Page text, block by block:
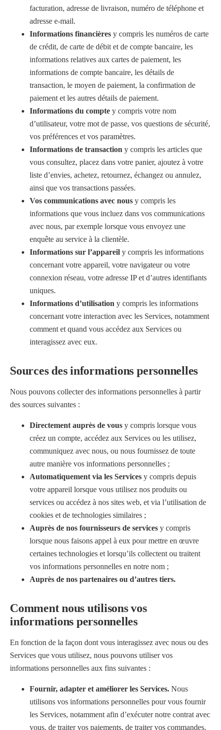
facturation, adresse de livraison, numéro de téléphone et
adresse e-mail.
Informations financières y compris les numéros de carte
de crédit, de carte de débit et de compte bancaire, les
informations relatives aux cartes de paiement, les
informations de compte bancaire, les détails de
transaction, le moyen de paiement, la confirmation de
paiement et les autres détails de paiement.
Informations du compte y compris votre nom
d’utilisateur, votre mot de passe, vos questions de sécurité,
vos préférences et vos paramètres.
Informations de transaction y compris les articles que
vous consultez, placez dans votre panier, ajoutez à votre
liste d’envies, achetez, retournez, échangez ou annulez,
ainsi que vos transactions passées.
Vos communications avec nous y compris les
informations que vous incluez dans vos communications
avec nous, par exemple lorsque vous envoyez une
enquête au service à la clientèle.
Informations sur l’appareil y compris les informations
concernant votre appareil, votre navigateur ou votre
connexion réseau, votre adresse IP et d’autres identifiants
uniques.
Informations d’utilisation y compris les informations
concernant votre interaction avec les Services, notamment
comment et quand vous accédez aux Services ou
interagissez avec eux.
Sources des informations personnelles
Nous pouvons collecter des informations personnelles à partir
des sources suivantes :
Directement auprès de vous y compris lorsque vous
créez un compte, accédez aux Services ou les utilisez,
communiquez avec nous, ou nous fournissez de toute
autre manière vos informations personnelles ;
Automatiquement via les Services y compris depuis
votre appareil lorsque vous utilisez nos produits ou
services ou accédez à nos sites web, et via l’utilisation de
cookies et de technologies similaires ;
Auprès de nos fournisseurs de services y compris
lorsque nous faisons appel à eux pour mettre en œuvre
certaines technologies et lorsqu’ils collectent ou traitent
vos informations personnelles en notre nom ;
Auprès de nos partenaires ou d’autres tiers.
Comment nous utilisons vos
informations personnelles
En fonction de la façon dont vous interagissez avec nous ou des
Services que vous utilisez, nous pouvons utiliser vos
informations personnelles aux fins suivantes :
Fournir, adapter et améliorer les Services. Nous
utilisons vos informations personnelles pour vous fournir
les Services, notamment afin d’exécuter notre contrat avec
vous, de traiter vos paiements, de traiter vos commandes,